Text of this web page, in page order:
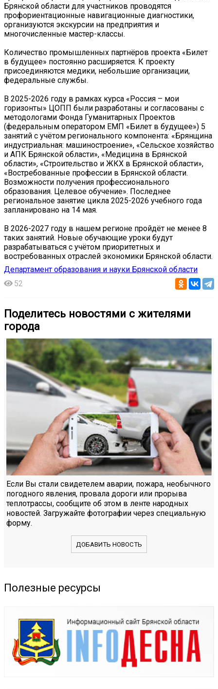
Брянской области для участников проводятся
профориентационные навигационные диагностики,
организуются экскурсии на предприятия и
многочисленные мастер-классы.
Количество промышленных партнёров проекта «Билет
в будущее» постоянно расширяется. К проекту
присоединяются медики, небольшие организации,
федеральные службы.
В 2025-2026 году в рамках курса «Россия – мои
горизонты» ЦОПП были разработаны и согласованы с
методологами Фонда Гуманитарных Проектов
(федеральным оператором ЕМП «Билет в будущее») 5
занятий с учётом регионального компонента: «Брянщина
индустриальная: машиностроение», «Сельское хозяйство
и АПК Брянской области», «Медицина в Брянской
области», «Строительство и ЖКХ в Брянской области»,
«Востребованные профессии в Брянской области.
Возможности получения профессионального
образования. Целевое обучение». Последнее
региональное занятие цикла 2025-2026 учебного года
запланировано на 14 мая.
В 2026-2027 году в нашем регионе пройдёт не менее 8
таких занятий. Новые обучающие уроки будут
разрабатываться с учётом приоритетных и
востребованных отраслей экономики Брянской области.
Департамент образования и науки Брянской области
52
Поделитесь новостями с жителями
города
Если Вы стали свидетелем аварии, пожара, необычного
погодного явления, провала дороги или прорыва
теплотрассы, сообщите об этом в ленте народных
новостей. Загружайте фотографии через специальную
форму.
ДОБАВИТЬ НОВОСТЬ
Полезные ресурсы